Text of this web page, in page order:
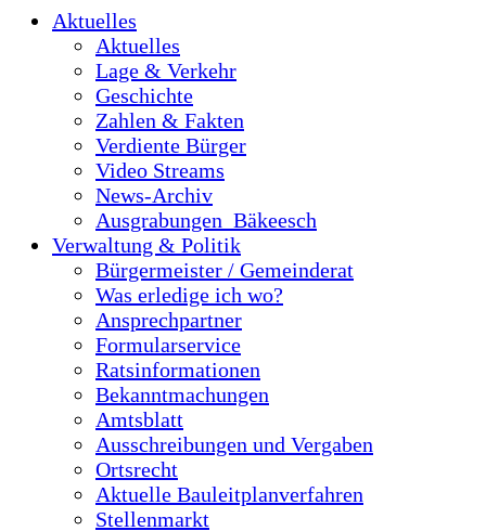
Aktuelles
Aktuelles
Lage & Verkehr
Geschichte
Zahlen & Fakten
Verdiente Bürger
Video Streams
News-Archiv
Ausgrabungen_Bäkeesch
Verwaltung & Politik
Bürgermeister / Gemeinderat
Was erledige ich wo?
Ansprechpartner
Formularservice
Ratsinformationen
Bekanntmachungen
Amtsblatt
Ausschreibungen und Vergaben
Ortsrecht
Aktuelle Bauleitplanverfahren
Stellenmarkt